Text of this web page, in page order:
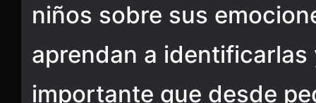
niños sobre sus
aprendan a identificarlas
importante que desde